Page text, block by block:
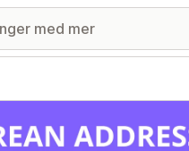
bilder